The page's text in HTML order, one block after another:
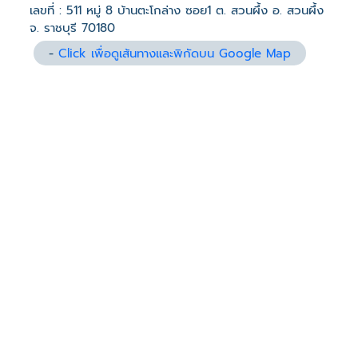
เลขที่ : 511 หมู่ 8 บ้านตะโกล่าง ซอย1 ต. สวนผึ้ง อ. สวนผึ้ง
จ. ราชบุรี 70180
-Click เพื่อดูเส้นทางและพิกัดบน Google Map